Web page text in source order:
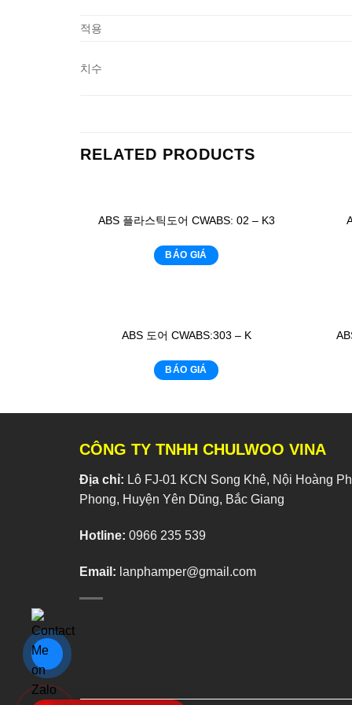
적용
치수
RELATED PRODUCTS
ABS 플라스틱도어 CWABS: 02 – K3
BÁO GIÁ
ABS 도어 CWABS:303 – K
BÁO GIÁ
CÔNG TY TNHH CHULWOO VINA
Địa chỉ: Lô FJ-01 KCN Song Khê, Nội Hoàng
Phong, Huyện Yên Dũng, Bắc Giang
Hotline: 0966 235 539
Email: lanphamper@gmail.com